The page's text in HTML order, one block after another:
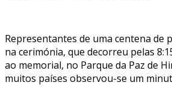
Representantes de uma centena de
na cerimónia, que decorreu pelas
ao memorial, no Parque da Paz de
muitos países observou-se um